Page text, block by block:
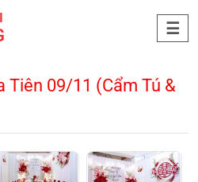
Tiên 09/11 (Cẩm Tú &